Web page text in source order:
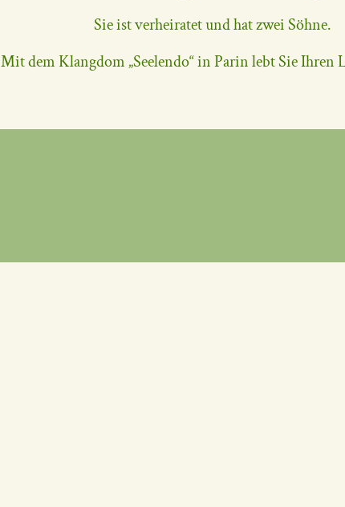
Sie ist verheiratet und hat zwei Söhne.
Mit dem Klangdom „Seelendo“ in Parin lebt Sie Ihren